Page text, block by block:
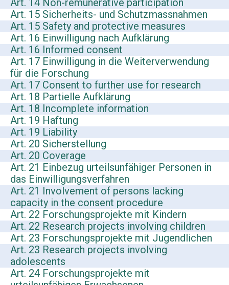
Art. 14 Non-remunerative participation
Art. 15 Sicherheits- und Schutzmassnahmen
Art. 15 Safety and protective measures
Art. 16 Einwilligung nach Aufklärung
Art. 16 Informed consent
Art. 17 Einwilligung in die Weiterverwendung
für die Forschung
Art. 17 Consent to further use for research
Art. 18 Partielle Aufklärung
Art. 18 Incomplete information
Art. 19 Haftung
Art. 19 Liability
Art. 20 Sicherstellung
Art. 20 Coverage
Art. 21 Einbezug urteilsunfähiger Personen in
das Einwilligungsverfahren
Art. 21 Involvement of persons lacking
capacity in the consent procedure
Art. 22 Forschungsprojekte mit Kindern
Art. 22 Research projects involving children
Art. 23 Forschungsprojekte mit Jugendlichen
Art. 23 Research projects involving
adolescents
Art. 24 Forschungsprojekte mit